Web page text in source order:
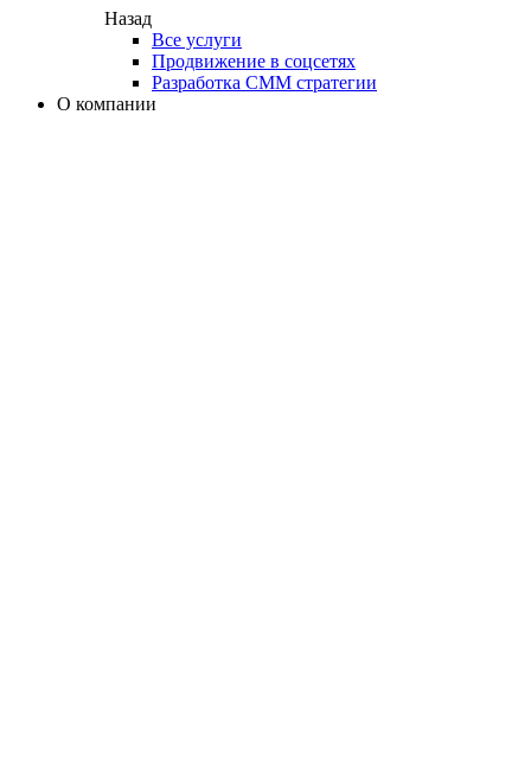
Назад
Все услуги
Продвижение в соцсетях
Разработка СММ стратегии
О компании